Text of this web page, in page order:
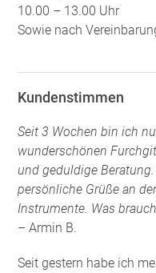
10.00 – 13.00 Uhr
Sowie nach
Kundenstimmen
Seit 3 Wochen bin ich
wunderschönen
und geduldige
persönliche Grüße an
Instrumente. Was
– Armin B.
Seit gestern habe ich